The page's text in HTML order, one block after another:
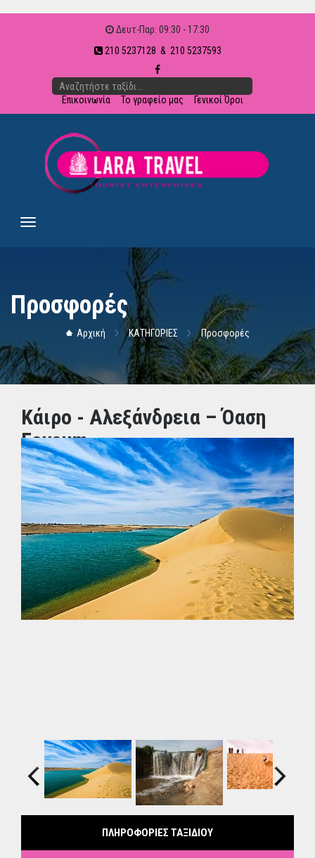
Δευτ-Παρ: 09:30 - 17:30
210 5237128 & 210 5237593
Επικοινωνία Το γραφείο μας Γενικοί Όροι
Προσφορές
Αρχική ΚΑΤΗΓΟΡΙΕΣ Προσφορές
Κάιρο - Αλεξάνδρεια – Όαση
Fayoum
ΤΙΜΗ: 1020.00€
Previous Next
ΠΛΗΡΟΦΟΡΙΕΣ ΤΑΞΙΔΙΟΥ